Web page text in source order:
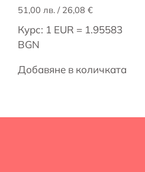
51,00 лв./ 26,08 €
Курс: 1 EUR = 1.95583
BGN
Добавяне в количката